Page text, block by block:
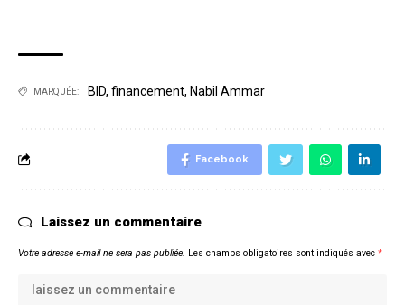
MARQUÉE: BID, financement, Nabil Ammar
Facebook
Laissez un commentaire
Votre adresse e-mail ne sera pas publiée. Les champs obligatoires sont indiqués avec *